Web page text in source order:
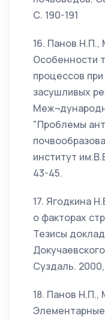
С. 190-191
16. Панов
Особенности
процессов
засушливых
"Проблемы
институт
43-45.
17. Ягодкина
о факторах
Тезисы
Суздаль. 2000,
18. Панов Н.П.,